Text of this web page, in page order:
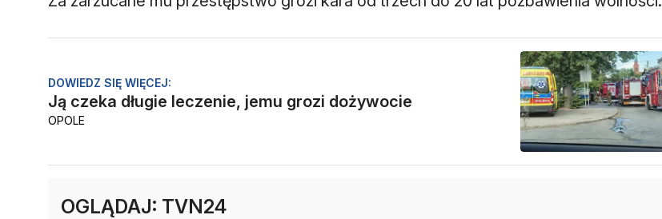
DOWIEDZ SIĘ WIĘCEJ:
Ją czeka długie leczenie, jemu grozi dożywocie
OPOLE
OGLĄDAJ: TVN24